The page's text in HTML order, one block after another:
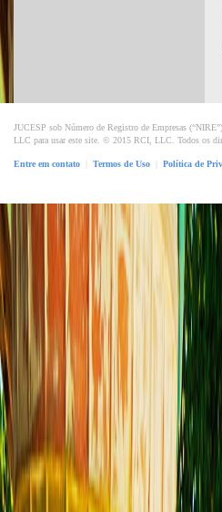
JUCESP sob Número de Registro de Empresas
LLC para usar este site. © 2015 RCI, LLC. Todos os
Entre em contato Termos de Uso Política de